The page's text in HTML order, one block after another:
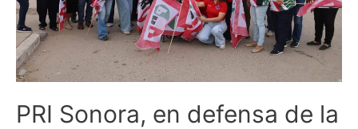
PRI Sonora, en defensa de la
de
El
Sahuaro